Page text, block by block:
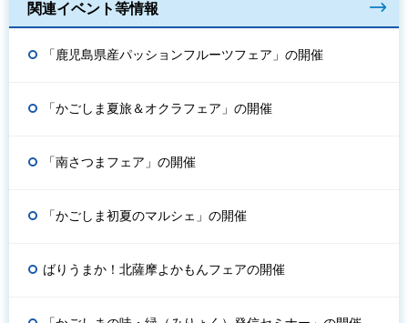
関連イベント等情報
「鹿児島県産パッションフルーツフェア」の開催
「かごしま夏旅＆オクラフェア」の開催
「南さつまフェア」の開催
「かごしま初夏のマルシェ」の開催
ばりうまか！北薩摩よかもんフェアの開催